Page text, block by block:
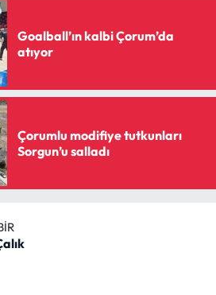
Goalball’ın kalbi Çorum’da
atıyor
Çorumlu modifiye tutkunları
Sorgun’u salladı